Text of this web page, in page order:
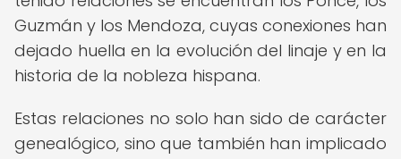
Guzmán y los Mendoza, cuyas conexiones han
dejado huella en la evolución del linaje y en la
historia de la nobleza hispana.
Estas relaciones no solo han sido de carácter
genealógico, sino que también han implicado